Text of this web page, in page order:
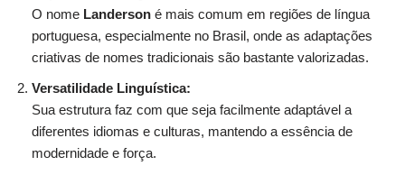
O nome Landerson é mais comum em regiões de língua
portuguesa, especialmente no Brasil, onde as adaptações
criativas de nomes tradicionais são bastante valorizadas.
Versatilidade Linguística:
Sua estrutura faz com que seja facilmente adaptável a
diferentes idiomas e culturas, mantendo a essência de
modernidade e força.